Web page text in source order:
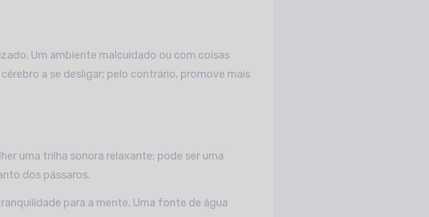
Um ambiente malcuidado ou com coisas
a se desligar; pelo contrário, promove mais
uma trilha sonora relaxante: pode ser uma
dos pássaros.
para a mente. Uma fonte de água